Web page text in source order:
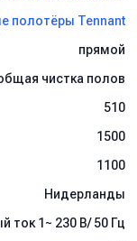
для работы с
сцеплением.
полотёры Tennant
прямой
чистка полов
510
1500
1100
Нидерланды
ток 1~ 230 В/ 50 Гц